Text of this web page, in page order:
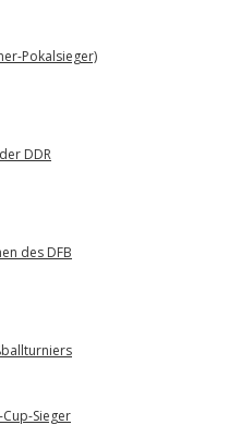
Pokalsieger)
DDR
des DFB
Sieger